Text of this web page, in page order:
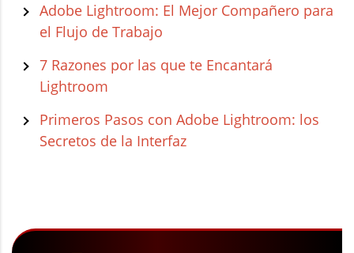
Adobe Lightroom: El Mejor Compañero para
el Flujo de Trabajo
7 Razones por las que te Encantará
Lightroom
Primeros Pasos con Adobe Lightroom: los
Secretos de la Interfaz